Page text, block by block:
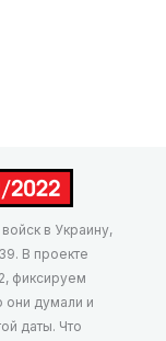
в Украину,
В проекте
фиксируем
они думали и
даты. Что